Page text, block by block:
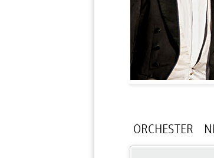
ORCHESTER